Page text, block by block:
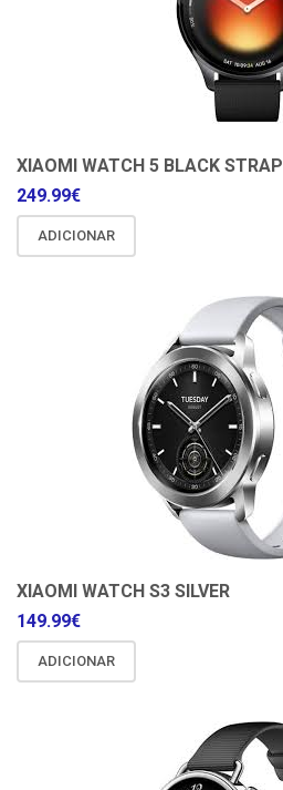
XIAOMI WATCH 5 BLACK STRAP
249.99€
ADICIONAR
XIAOMI WATCH S3 SILVER
149.99€
ADICIONAR